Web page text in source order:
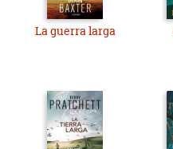
La guerra larga